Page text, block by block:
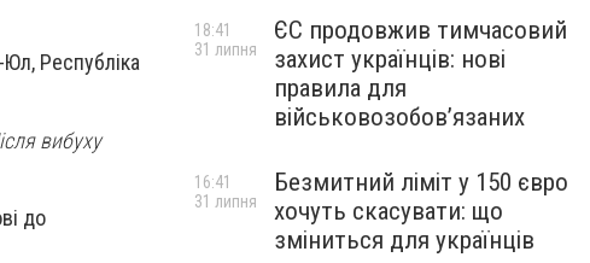
Республіка
вибуху
до
ЄС продовжив тимчасовий
захист українців: нові
правила для
військовозобов’язаних
18:41
31 липня
Безмитний ліміт у 150 євро
хочуть скасувати: що
зміниться для українців
16:41
31 липня